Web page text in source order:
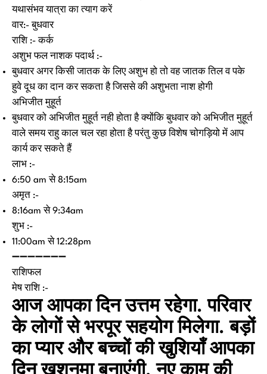
यथासंभव यात्रा का त्याग करें
वार:- बुधवार
राशि :- कर्क
अशुभ फल नाशक पदार्थ :-
बुधवार अगर किसी जातक के लिए अशुभ हो तो वह जातक तिल व पके
हुवे दूध का दान कर सकता है जिससे की अशुभता नाश होगी
अभिजीत मुहूर्त
बुधवार को अभिजीत मुहूर्त नही होता है क्योंकि बुधवार को अभिजीत मुहूर्त
वाले समय राहु काल चल रहा होता है परंतु कुछ विशेष चोगड़ियो में आप
कार्य कर सकते हैं
लाभ :-
6:50 am से 8:15am
अमृत :-
8:16am से 9:34am
शुभ :-
11:00am से 12:28pm
➖➖➖➖➖➖➖
राशिफल
मेष राशि :-
आज आपका दिन उत्तम रहेगा. परिवार
के लोगों से भरपूर सहयोग मिलेगा. बड़ों
का प्यार और बच्चों की खुशियाँ आपका